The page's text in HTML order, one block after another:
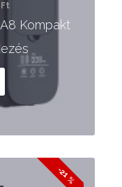
Kompakt
-21 %